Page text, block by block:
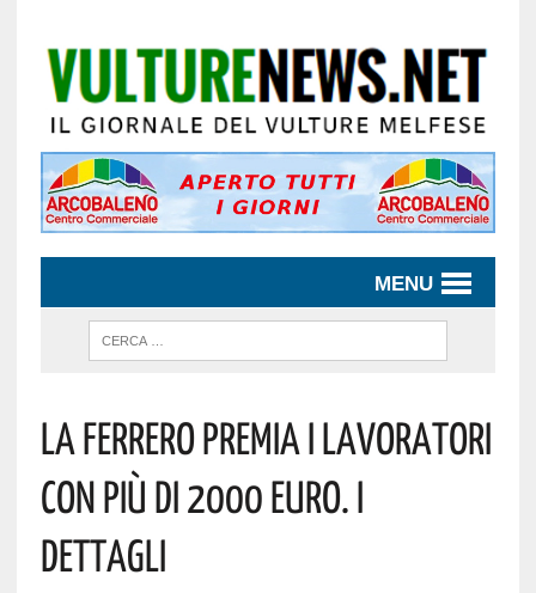
MENU
La Ferrero Premia I Lavoratori
Con Più Di 2000 Euro. I
Dettagli